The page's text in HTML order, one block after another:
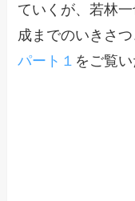
ていくが、若林
成までのいきさ
パート１ をご覧い